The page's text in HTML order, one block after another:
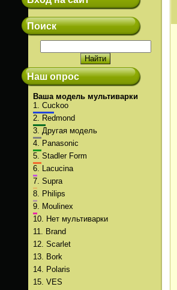
Поиск
Наш опрос
Ваша модель мультиварки
1. Cuckoo
2.
Redmond
3. Другая модель
4.
Panasonic
5. Stadler Form
6.
Lacucina
7. Supra
8.
Philips
9.
Moulinex
10.
Нет мультиварки
11.
Brand
12. Scarlet
13.
Bork
14.
Polaris
15. VES